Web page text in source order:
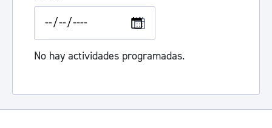
No hay actividades programadas.